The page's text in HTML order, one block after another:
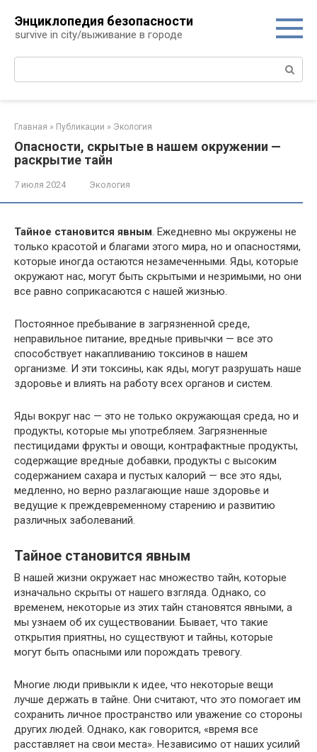
контенту
Энциклопедия безопасности
survive in city/выживание в городе
Поиск:
Главная » Публикации » Экология
Опасности, скрытые в нашем окружении —
раскрытие тайн
7 июля 2024 Экология
Тайное становится явным. Ежедневно мы окружены не
только красотой и благами этого мира, но и опасностями,
которые иногда остаются незамеченными. Яды, которые
окружают нас, могут быть скрытыми и незримыми, но они
все равно соприкасаются с нашей жизнью.
Постоянное пребывание в загрязненной среде,
неправильное питание, вредные привычки — все это
способствует накапливанию токсинов в нашем
организме. И эти токсины, как яды, могут разрушать наше
здоровье и влиять на работу всех органов и систем.
Яды вокруг нас — это не только окружающая среда, но и
продукты, которые мы употребляем. Загрязненные
пестицидами фрукты и овощи, контрафактные продукты,
содержащие вредные добавки, продукты с высоким
содержанием сахара и пустых калорий — все это яды,
медленно, но верно разлагающие наше здоровье и
ведущие к преждевременному старению и развитию
различных заболеваний.
Тайное становится явным
В нашей жизни окружает нас множество тайн, которые
изначально скрыты от нашего взгляда. Однако, со
временем, некоторые из этих тайн становятся явными, а
мы узнаем об их существовании. Бывает, что такие
открытия приятны, но существуют и тайны, которые
могут быть опасными или порождать тревогу.
Многие люди привыкли к идее, что некоторые вещи
лучше держать в тайне. Они считают, что это помогает им
сохранить личное пространство или уважение со стороны
других людей. Однако, как говорится, «время все
расставляет на свои места». Независимо от наших усилий